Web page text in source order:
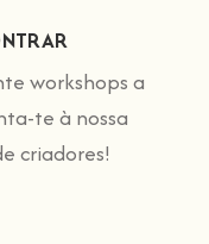
workshops a
te à nossa
criadores!